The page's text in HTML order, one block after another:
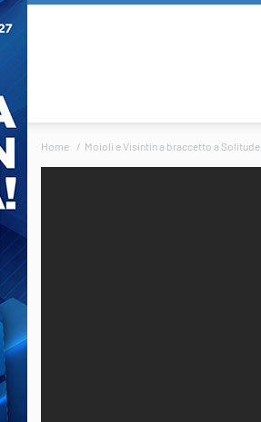
Home Moioli e Visintin a braccetto a Solitude